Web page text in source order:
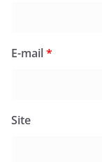
E-mail*
Site